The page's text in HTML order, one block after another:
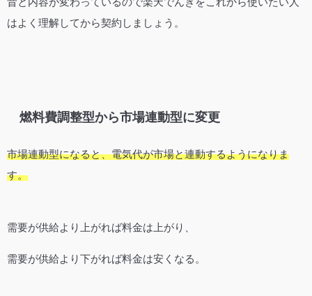
はよく理解してから契約しましょう。
燃料費調整型から市場連動型に変更
市場連動型になると、電気代が市場と連動するようになりま
す。
需要が供給より上がれば料金は上がり、
需要が供給より下がれば料金は安くなる。